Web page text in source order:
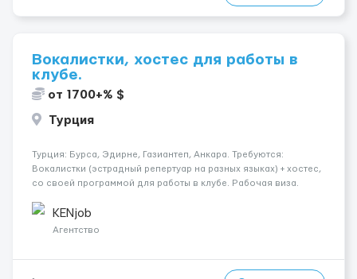
Вокалистки, хостес для работы в
клубе.
от 1700+% $
Турция
Турция: Бурса, Эдирне, Газиантеп, Анкара. Требуются:
Вокалистки (эстрадный репертуар на разных языках) + хостеc,
со своей программой для работы в клубе. Рабочая виза.
одного до трех месяцев. Мед. страховка. Высокая зарплат...
KENjob
Агентство